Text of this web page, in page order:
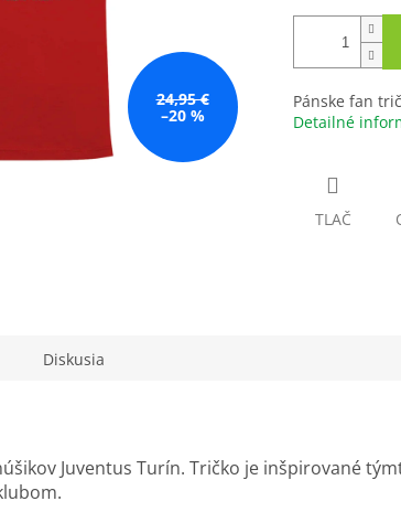
24,95 €
–20 %
Pánske fan
Detailné
TLAČ
Diskusia
Juventus Turín. Tričko je inšpirované